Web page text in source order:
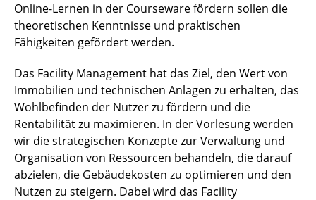
Online-Lernen in der Courseware fördern sollen die
theoretischen Kenntnisse und praktischen
Fähigkeiten gefördert werden.
Das Facility Management hat das Ziel, den Wert von
Immobilien und technischen Anlagen zu erhalten, das
Wohlbefinden der Nutzer zu fördern und die
Rentabilität zu maximieren. In der Vorlesung werden
wir die strategischen Konzepte zur Verwaltung und
Organisation von Ressourcen behandeln, die darauf
abzielen, die Gebäudekosten zu optimieren und den
Nutzen zu steigern. Dabei wird das Facility